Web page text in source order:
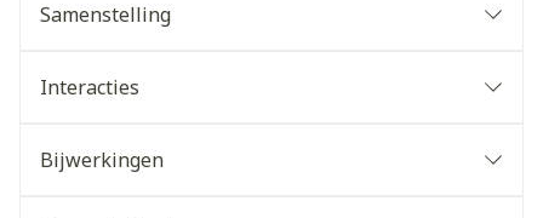
Samenstelling
Interacties
Bijwerkingen